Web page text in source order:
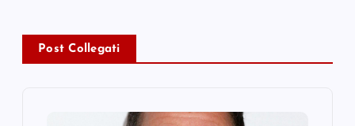
v
Post Collegati